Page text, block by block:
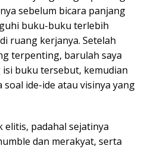
sebelum bicara panjang
buku-buku terlebih
ruang kerjanya. Setelah
terpenting, barulah saya
buku tersebut, kemudian
ide-ide atau visinya yang
elitis, padahal sejatinya
dan merakyat, serta